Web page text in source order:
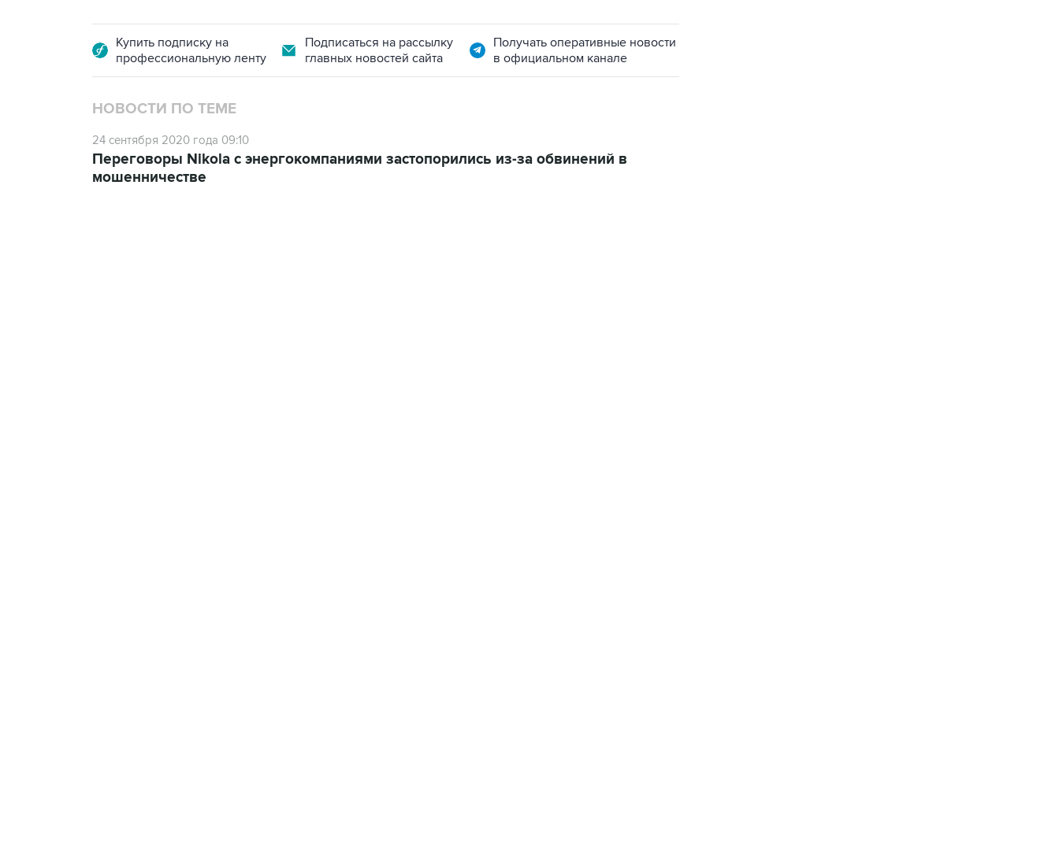
Купить подписку на
профессиональную ленту
Подписаться на рассылку
главных новостей сайта
Получать оперативные новости
в официальном канале
НОВОСТИ ПО ТЕМЕ
24 сентября 2020 года 09:10
Переговоры Nikola с энергокомпаниями застопорились из-за обвинений в
мошенничестве